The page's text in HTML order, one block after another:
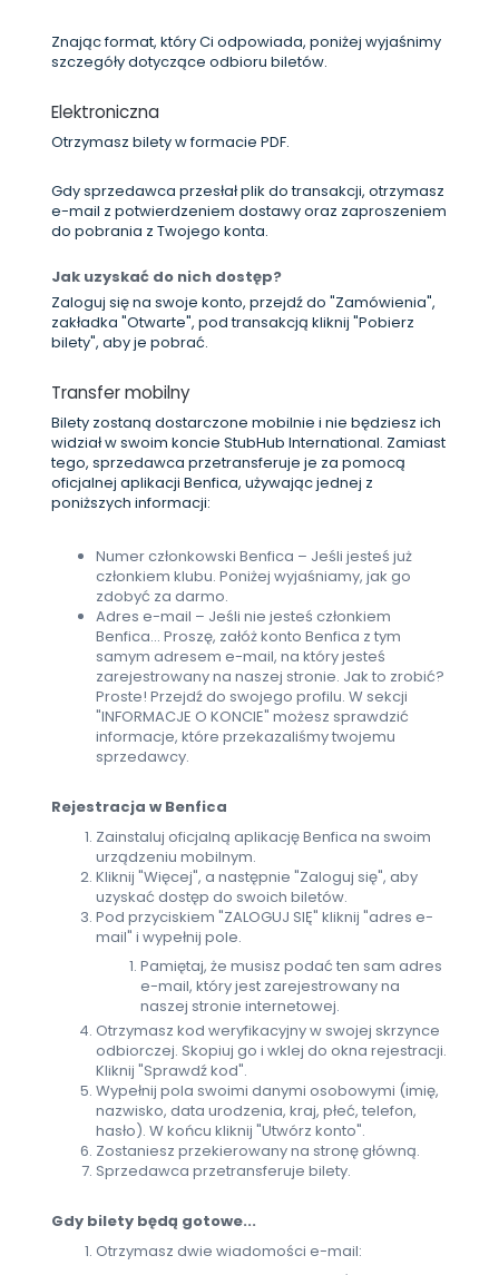
Znając format, który Ci odpowiada, poniżej wyjaśnimy
szczegóły dotyczące odbioru biletów.
Elektroniczna
Otrzymasz bilety w formacie PDF.
Gdy sprzedawca przesłał plik do transakcji, otrzymasz
e-mail z potwierdzeniem dostawy oraz zaproszeniem
do pobrania z Twojego konta.
Jak uzyskać do nich dostęp?
Zaloguj się na swoje konto, przejdź do "Zamówienia",
zakładka "Otwarte", pod transakcją kliknij "Pobierz
bilety", aby je pobrać.
Transfer mobilny
Bilety zostaną dostarczone mobilnie i nie będziesz ich
widział w swoim koncie StubHub International. Zamiast
tego, sprzedawca przetransferuje je za pomocą
oficjalnej aplikacji Benfica, używając jednej z
poniższych informacji:
Numer członkowski Benfica – Jeśli jesteś już
członkiem klubu. Poniżej wyjaśniamy, jak go
zdobyć za darmo.
Adres e-mail – Jeśli nie jesteś członkiem
Benfica... Proszę, załóż konto Benfica z tym
samym adresem e-mail, na który jesteś
zarejestrowany na naszej stronie. Jak to zrobić?
Proste! Przejdź do swojego profilu. W sekcji
"INFORMACJE O KONCIE" możesz sprawdzić
informacje, które przekazaliśmy twojemu
sprzedawcy.
Rejestracja w Benfica
Zainstaluj oficjalną aplikację Benfica na swoim
urządzeniu mobilnym.
Kliknij "Więcej", a następnie "Zaloguj się", aby
uzyskać dostęp do swoich biletów.
Pod przyciskiem "ZALOGUJ SIĘ" kliknij "adres e-
mail" i wypełnij pole.
Pamiętaj, że musisz podać ten sam adres
e-mail, który jest zarejestrowany na
naszej stronie internetowej.
Otrzymasz kod weryfikacyjny w swojej skrzynce
odbiorczej. Skopiuj go i wklej do okna rejestracji.
Kliknij "Sprawdź kod".
Wypełnij pola swoimi danymi osobowymi (imię,
nazwisko, data urodzenia, kraj, płeć, telefon,
hasło). W końcu kliknij "Utwórz konto".
Zostaniesz przekierowany na stronę główną.
Sprzedawca przetransferuje bilety.
Gdy bilety będą gotowe...
Otrzymasz dwie wiadomości e-mail: